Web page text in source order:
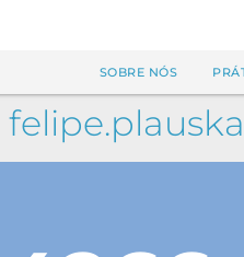
SOBRE NÓS